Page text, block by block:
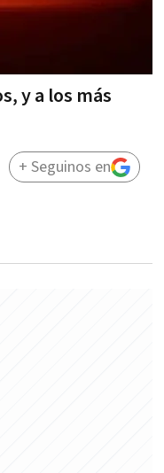
y a los más
+ Seguinos en